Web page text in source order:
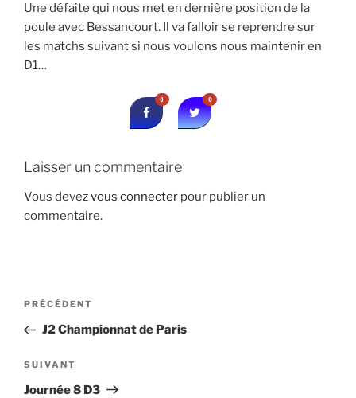
Une défaite qui nous met en dernière position de la
poule avec Bessancourt. Il va falloir se reprendre sur
les matchs suivant si nous voulons nous maintenir en
D1…
0 0
Laisser un commentaire
Vous devezvous connecter pour publier un
commentaire.
Navigation
l’article
Article
précédent
PRÉCÉDENT
J2 Championnat de Paris
Article
suivant
SUIVANT
Journée 8 D3